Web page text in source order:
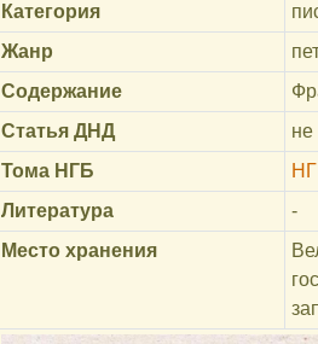
Категория
Жанр
Содержание
Статья ДНД
Тома НГБ
Литература
-
Место хранения